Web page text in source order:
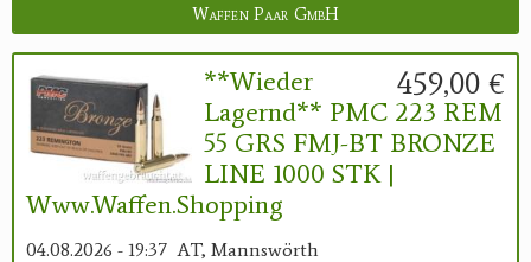
Waffen Paar GmbH
459,00 €
**Wieder
Lagernd** PMC 223 REM
55 GRS FMJ-BT BRONZE
LINE 1000 STK |
Www.waffen.shopping
04.08.2026 - 19:37 AT, Mannswörth